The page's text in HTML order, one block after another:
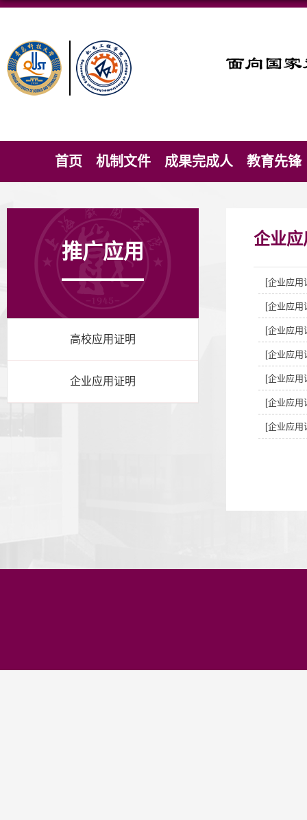
首页 机制文件 成果完成人 教育先锋
推广应用
高校应用证明
企业应用证明
企业应
[企业应用
[企业应用
[企业应用
[企业应用
[企业应用
[企业应用
[企业应用